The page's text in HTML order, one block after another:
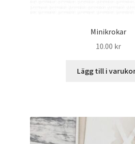
Minikrokar
10.00 kr
Lägg till i